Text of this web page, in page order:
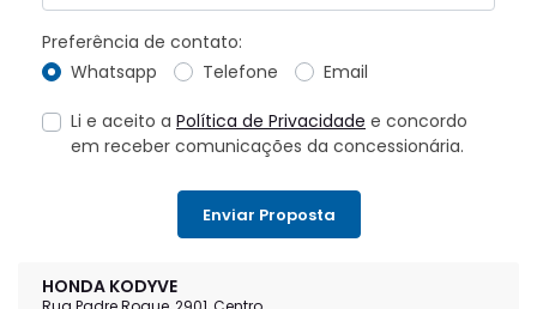
HONDA KODYVE
Preferência de contato:
Whatsapp
Telefone Email
Li e aceito a Política de Privacidade e concordo
em receber comunicações da concessionária.
Enviar Proposta